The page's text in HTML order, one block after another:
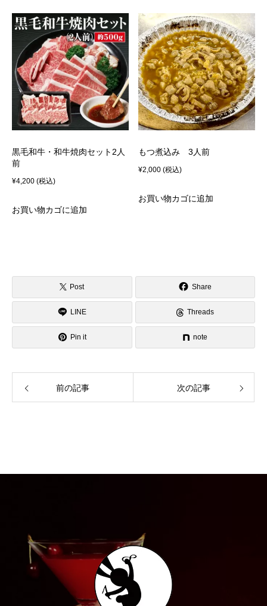
黒毛和牛・和牛焼肉セット2人
前
¥4,200 (税込)
お買い物カゴに追加
もつ煮込み 3人前
¥2,000 (税込)
お買い物カゴに追加
Post Share
LINE Threads
Pin it note
前の記事 次の記事